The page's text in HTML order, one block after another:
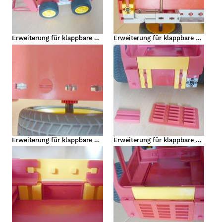
Erweiterung für klappbare Fahrerkabine Erweiterung für klappbare Fahrerkabine - Umbau des Unterbodens
Erweiterung für klappbare Fahrerkabine - Montagedetail unter der Fahrerkabine Erweiterung für klappbare Fahrerkabine - Frontverkleidung